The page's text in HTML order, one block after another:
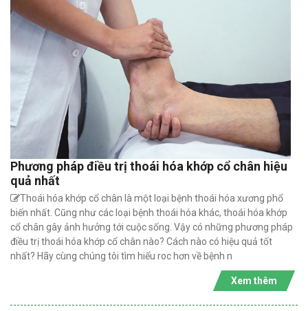
Phương pháp điều trị thoái hóa khớp cổ chân hiệu
quả nhất
Thoái hóa khớp cổ chân là một loại bệnh thoái hóa xương phổ
biến nhất. Cũng như các loại bệnh thoái hóa khác, thoái hóa khớp
cổ chân gây ảnh hưởng tới cuộc sống. Vậy có những phương pháp
điều trị thoái hóa khớp cổ chân nào? Cách nào có hiệu quả tốt
nhất? Hãy cùng chúng tôi tìm hiểu roc hơn về bệnh n
Xem thêm